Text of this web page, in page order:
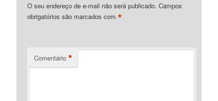
O seu endereço de e-mail não será publicado. Campos
obrigatórios são marcados com*
Comentário *